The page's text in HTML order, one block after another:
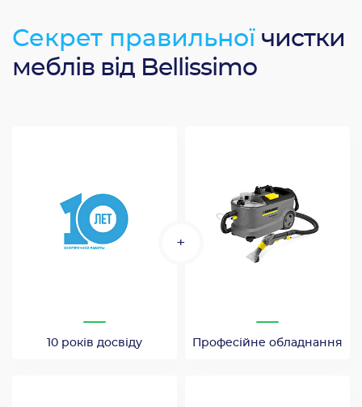
Секрет правильної чистки
меблів від Bellissimo
10 років досвіду
+
Професійне обладнання